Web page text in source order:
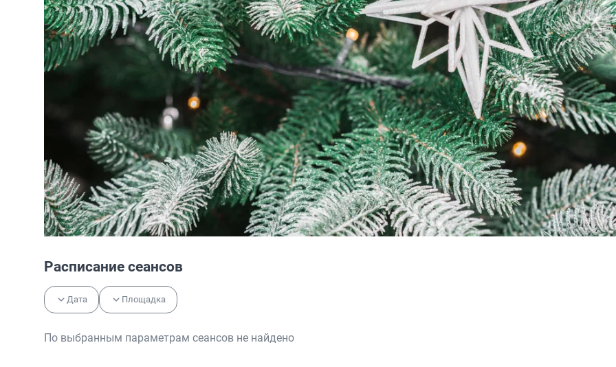
Расписание сеансов
Дата Площадка
По выбранным параметрам сеансов не найдено